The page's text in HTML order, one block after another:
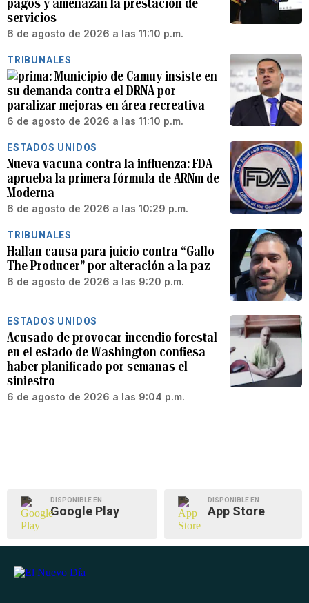
pagos y amenazan la prestación de
servicios
6 de agosto de 2026 a las 11:10 p.m.
TRIBUNALES
Municipio de Camuy insiste en
su demanda contra el DRNA por
paralizar mejoras en área recreativa
6 de agosto de 2026 a las 11:10 p.m.
ESTADOS UNIDOS
Nueva vacuna contra la influenza: FDA
aprueba la primera fórmula de ARNm de
Moderna
6 de agosto de 2026 a las 10:29 p.m.
TRIBUNALES
Hallan causa para juicio contra “Gallo
The Producer” por alteración a la paz
6 de agosto de 2026 a las 9:20 p.m.
ESTADOS UNIDOS
Acusado de provocar incendio forestal
en el estado de Washington confiesa
haber planificado por semanas el
siniestro
6 de agosto de 2026 a las 9:04 p.m.
DISPONIBLE EN
Google Play
DISPONIBLE EN
App Store